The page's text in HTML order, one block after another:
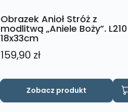
Obrazek Anioł Stróż z
modlitwą „Aniele Boży”. L210
18x33cm
159,90 zł
Zobacz produkt